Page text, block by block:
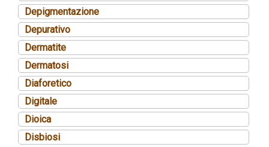
Depigmentazione
Depurativo
Dermatite
Dermatosi
Diaforetico
Digitale
Dioica
Disbiosi